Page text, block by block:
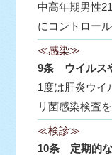
中高年期男性
にコントロー
≪感染≫
9条 ウイルス
1度は肝炎ウイ
リ菌感染検査
≪検診≫
10条 定期的